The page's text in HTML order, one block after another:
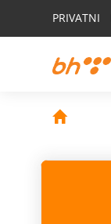
PRIVATNI